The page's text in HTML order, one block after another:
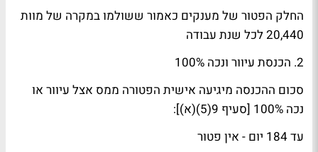
החלק הפטור של מענקים כאמור ששולמו במקרה של מוות
20,440 לכל שנת עבודה
2. הכנסת עיוור ונכה 100%
סכום ההכנסה מיגיעה אישית הפטורה ממס אצל עיוור או
נכה 100% [סעיף 9(5)(א)]:
עד 184 יום - אין פטור